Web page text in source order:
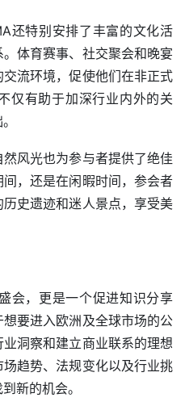
还特别安排了丰富的文化活
体育赛事、社交聚会和晚宴
流环境，促使他们在非正式
仅有助于加深行业内外的关
风光也为参与者提供了绝佳
，还是在闲暇时间，参会者
史遗迹和迷人景点，享受美
会，更是一个促进知识分享
要进入欧洲及全球市场的公
洞察和建立商业联系的理想
趋势、法规变化以及行业挑
新的机会。